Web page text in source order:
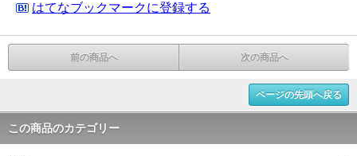
はてなブックマークに登録する
前の商品へ 次の商品へ
ページの先頭へ戻る
この商品のカテゴリー